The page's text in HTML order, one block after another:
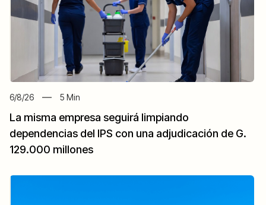
6/8/26 5 Min
La misma empresa seguirá limpiando
dependencias del IPS con una adjudicación de G.
129.000 millones